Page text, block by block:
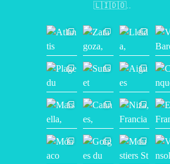
🇱🇮🇩🇴..